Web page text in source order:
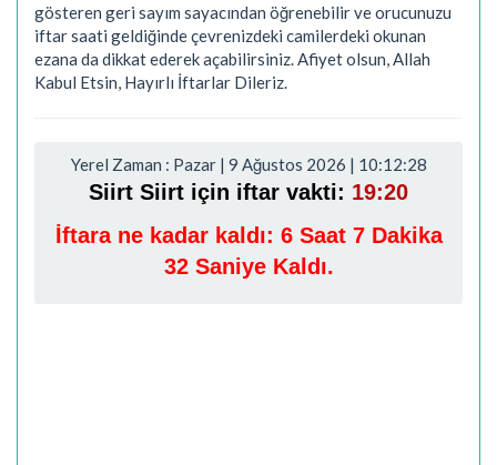
gösteren geri sayım sayacından öğrenebilir ve orucunuzu
iftar saati geldiğinde çevrenizdeki camilerdeki okunan
ezana da dikkat ederek açabilirsiniz. Afiyet olsun, Allah
Kabul Etsin, Hayırlı İftarlar Dileriz.
Yerel Zaman : Pazar | 9 Ağustos 2026 | 10:12:29
Siirt Siirt için iftar vakti: 19:20
İftara ne kadar kaldı: 6 Saat 7 Dakika
31 Saniye Kaldı.